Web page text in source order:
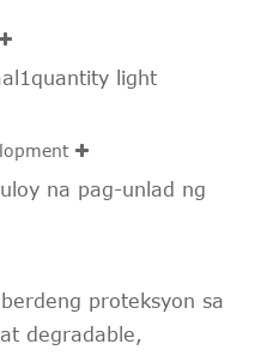
light
na pag-unlad ng
proteksyon sa
degradable,